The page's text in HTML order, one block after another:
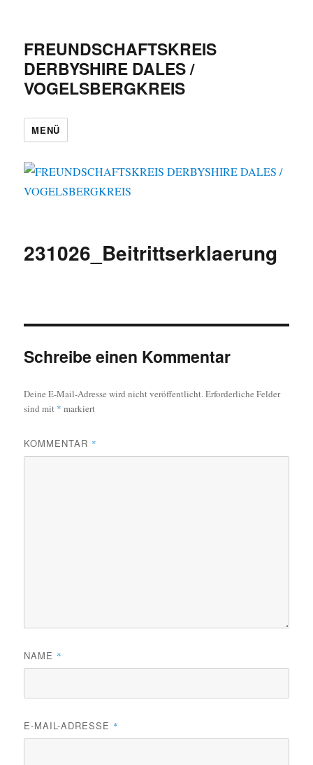
FREUNDSCHAFTSKREIS
DERBYSHIRE DALES /
VOGELSBERGKREIS
MENÜ
231026_Beitrittserklaerung
Schreibe einen Kommentar
Deine E-Mail-Adresse wird nicht veröffentlicht.Erforderliche Felder
sind mit * markiert
KOMMENTAR *
NAME *
E-MAIL-ADRESSE *